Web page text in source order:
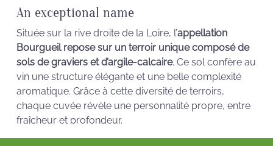
An exceptional name
Située sur la rive droite de la Loire, l’appellation
Bourgueil repose sur un terroir unique composé de
sols de graviers et d’argile-calcaire. Ce sol confère au
vin une structure élégante et une belle complexité
aromatique. Grâce à cette diversité de terroirs,
chaque cuvée révèle une personnalité propre, entre
fraîcheur et profondeur.